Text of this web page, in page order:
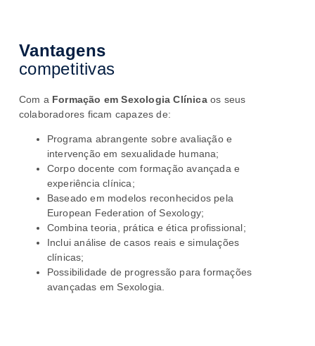
Vantagens
competitivas
Com a Formação em Sexologia Clínicaos seus
colaboradores ficam capazes de:
Programa abrangente sobre avaliação e
intervenção em sexualidade humana;
Corpo docente com formação avançada e
experiência clínica;
Baseado em modelos reconhecidos pela
European Federation of Sexology;
Combina teoria, prática e ética profissional;
Inclui análise de casos reais e simulações
clínicas;
Possibilidade de progressão para formações
avançadas em Sexologia.